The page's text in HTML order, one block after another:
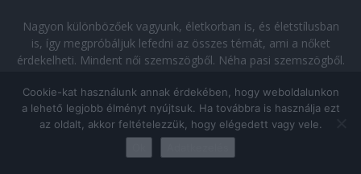
Nagyon különbözőek vagyunk, életkorban is, és életstílusban
is, így megpróbáljuk lefedni az összes témát, ami a nőket
érdekelheti. Mindent női szemszögből. Néha pasi szemszögből.
kikapcsolódásra vágysz!
© Copyright 2026 - mymirror.huADATKEZELÉSI TÁJÉKOZTATÓ
Impresszum
Cookie-kat használunk annak érdekében, hogy weboldalunkon
a lehető legjobb élményt nyújtsuk. Ha továbbra is használja ezt
az oldalt, akkor feltételezzük, hogy elégedett vagy vele.